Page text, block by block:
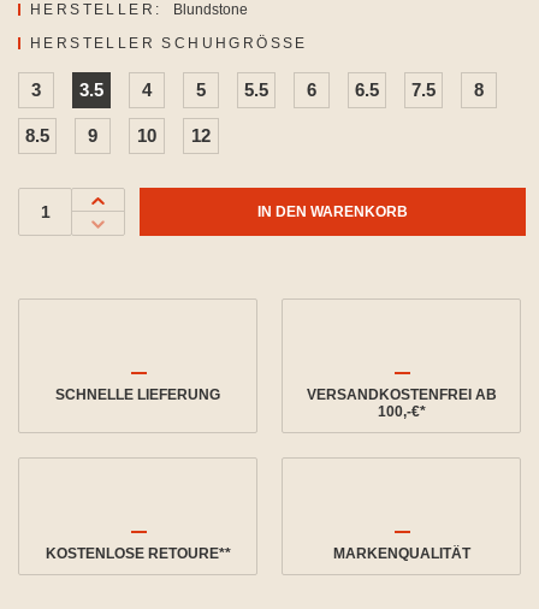
HERSTELLER:
Blundstone
HERSTELLER SCHUHGRÖSSE
3 3.5 4 5 5.5 6 6.5 7.5 8
8.5 9 10 12
IN DEN WARENKORB
SCHNELLE LIEFERUNG
VERSANDKOSTENFREI AB
100,-€*
KOSTENLOSE RETOURE** MARKENQUALITÄT